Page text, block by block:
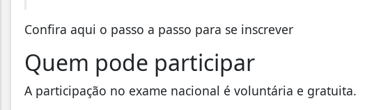
Confira aqui o passo a passo para se inscrever
Quem pode participar
A participação no exame nacional é voluntária e gratuita.